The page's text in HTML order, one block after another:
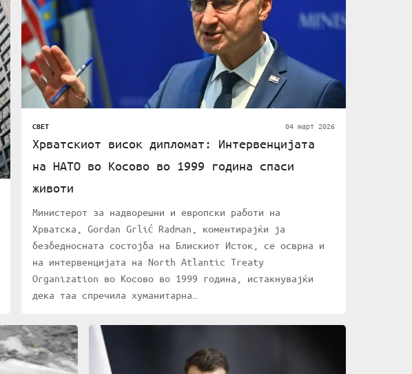
СВЕТ 04 март 2026
Хрватскиот висок дипломат: Интервенцијата
на НАТО во Косово во 1999 година спаси
животи
Министерот за надворешни и европски работи на
Хрватска, Gordan Grlić Radman, коментирајќи ја
безбедносната состојба на Блискиот Исток, се осврна и
на интервенцијата на North Atlantic Treaty
Organization во Косово во 1999 година, истакнувајќи
дека таа спречила хуманитарна…